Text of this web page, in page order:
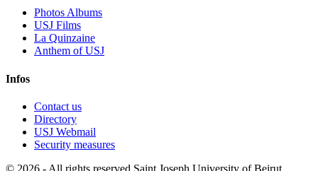
Photos Albums
USJ Films
La Quinzaine
Anthem of USJ
Infos
Contact us
Directory
USJ Webmail
Security measures
© 2026 - All rights reserved Saint Joseph University of Beirut